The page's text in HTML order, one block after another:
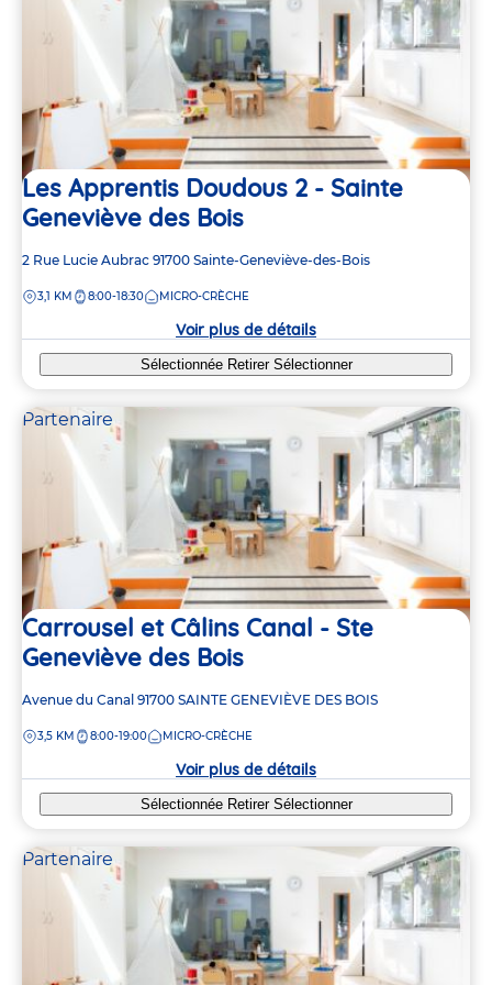
Les Apprentis Doudous 2 - Sainte
Geneviève des Bois
Adresse
la
2 Rue Lucie Aubrac 91700 Sainte-Geneviève-des-Bois
DISTANCE
3,1 KM 8:00-18:30 MICRO-CRÈCHE
Voir plus de détails
Sélectionnée Retirer Sélectionner
Partenaire
Carrousel et Câlins Canal - Ste
Geneviève des Bois
Adresse
la
Avenue du Canal 91700 SAINTE GENEVIÈVE DES BOIS
DISTANCE
3,5 KM 8:00-19:00 MICRO-CRÈCHE
Voir plus de détails
Sélectionnée Retirer Sélectionner
Partenaire